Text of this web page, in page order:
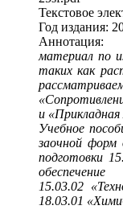
Текстовое
Год издания:
Аннотация:
материал по
таких как
и «Прикладная
Учебное
заочной форм
подготовки
15.03.02
18.03.01